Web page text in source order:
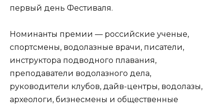
первый день Фестиваля.
Номинанты премии — российские ученые,
спортсмены, водолазные врачи, писатели,
инструктора подводного плавания,
преподаватели водолазного дела,
руководители клубов, дайв-центры, водолазы,
археологи, бизнесмены и общественные